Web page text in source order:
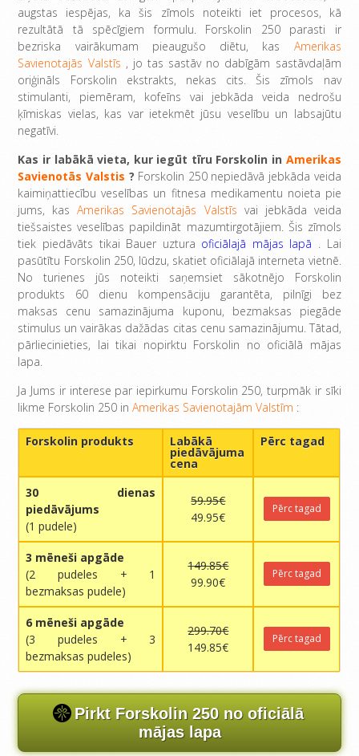
augstas iespējas, ka šis zīmols noteikti iet procesos, kā
rezultātā tā spēcīgiem formulu. Forskolin 250 parasti ir
bezriska vairākumam pieaugušo diētu, kas Amerikas
Savienotajās Valstīs , jo tas sastāv no dabīgām sastāvdaļām
oriģināls Forskolin ekstrakts, nekas cits. Šis zīmols nav
stimulanti, piemēram, kofeīns vai jebkāda veida nedrošu
ķīmiskas vielas, kas var ietekmēt jūsu veselību un labsajūtu
negatīvi.
Kas ir labākā vieta, kur iegūt tīru Forskolin in Amerikas
Savienotās Valstis ? Forskolin 250 nepiedāvā jebkāda veida
kaimiņattiecību veselības un fitnesa medikamentu noieta pie
jums, kasAmerikas Savienotajās Valstīs vai jebkāda veida
tiešsaistes veselības papildināt mazumtirgotājiem. Šis zīmols
tiek piedāvāts tikai Bauer uztura oficiālajā mājas lapā . Lai
pasūtītu Forskolin 250, lūdzu, skatiet oficiālajā interneta vietnē.
No turienes jūs noteikti saņemsiet sākotnējo Forskolin
produkts 60 dienu kompensāciju garantēta, pilnīgi bez
maksas cenu samazinājuma kuponu, bezmaksas piegāde
stimulus un vairākas dažādas citas cenu samazinājumu. Tātad,
pārliecinieties, lai tikai nopirktu Forskolin no oficiālā mājas
lapa.
Ja Jums ir interese par iepirkumu Forskolin 250, turpmāk ir sīki
likme Forskolin 250 inAmerikas Savienotajām Valstīm :
Forskolin produkts Labākā
piedāvājuma
cena
Pērc tagad
30 dienas
piedāvājums
(1 pudele)
59.95€
49.95€
Pērc tagad
3 mēneši apgāde
(2 pudeles + 1
bezmaksas pudele)
149.85€
99.90€
Pērc tagad
6 mēneši apgāde
(3 pudeles + 3
bezmaksas pudeles)
299.70€
149.85€
Pērc tagad
Pirkt Forskolin 250 no oficiālā
mājas lapa